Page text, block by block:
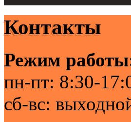
Контакты
Режим
пн-пт: 8:30-
сб-вс: